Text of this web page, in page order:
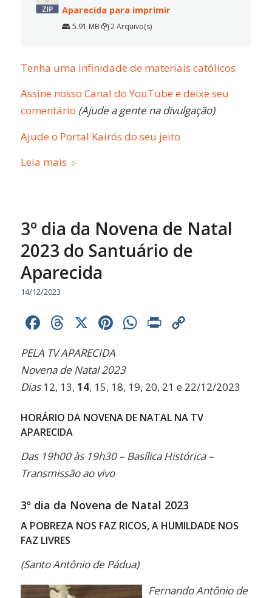
Aparecida para imprimir
5.91 MB 2 Arquivo(s)
Tenha uma infinidade de materiais católicos
Assine nosso Canal do YouTube e deixe seu
comentário (Ajude a gente na divulgação)
Ajude o Portal Kairós do seu jeito
Leia mais
3º dia da Novena de Natal
2023 do Santuário de
Aparecida
14/12/2023
Facebook
Threads
X Pinterest
WhatsApp
Print
PELA TV APARECIDA
Novena de Natal 2023
Dias12, 13, 14, 15, 18, 19, 20, 21 e 22/12/2023
HORÁRIO DA NOVENA DE NATAL NA TV
APARECIDA
Das 19h00 às 19h30 – Basílica Histórica –
Transmissão ao vivo
3º dia da Novena de Natal 2023
A POBREZA NOS FAZ RICOS, A HUMILDADE NOS
FAZ LIVRES
(Santo Antônio de Pádua)
Fernando Antônio de